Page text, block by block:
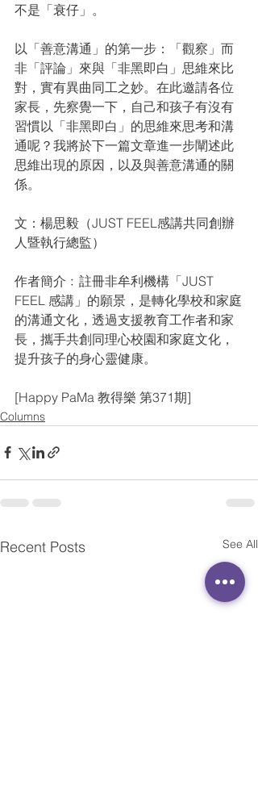
不是「衰仔」。
以「善意溝通」的第一步：「觀察」而
非「評論」來與「非黑即白」思維來比
對，實有異曲同工之妙。在此邀請各位
家長，先察覺一下，自己和孩子有沒有
習慣以「非黑即白」的思維來思考和溝
通呢？我將於下一篇文章進一步闡述此
思維出現的原因，以及與善意溝通的關
係。
文：楊思毅（JUST FEEL感講共同創辦
人暨執行總監）
作者簡介﹕註冊非牟利機構「JUST
FEEL 感講」的願景，是轉化學校和家庭
的溝通文化，透過支援教育工作者和家
長，攜手共創同理心校園和家庭文化，
提升孩子的身心靈健康。
[Happy PaMa 教得樂 第371期]
Columns
Recent Posts See All